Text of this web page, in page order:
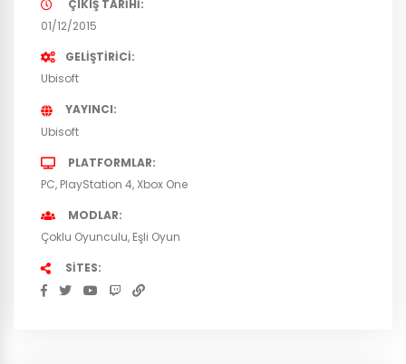
ÇIKIŞ TARIHI
01/12/2015
GELIŞTIRICI
Ubisoft
YAYINCI
Ubisoft
PLATFORMLAR
PC PlayStation 4 Xbox One
MODLAR
Çoklu Oyunculu Eşli Oyun
SITES